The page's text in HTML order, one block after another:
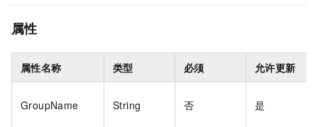
属性
属性名称 类型 必须 允许更新
GroupName String 否 是